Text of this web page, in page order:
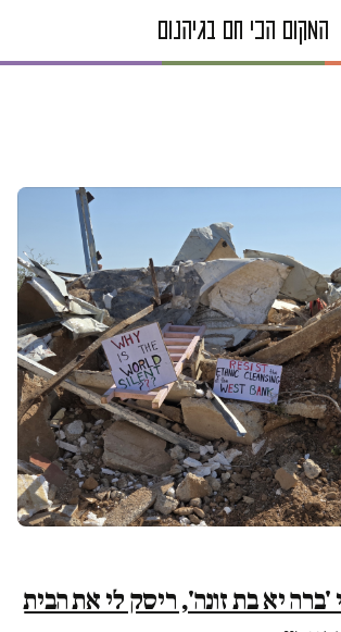
'ברה יא בת זונה', ריסק לי את הבית